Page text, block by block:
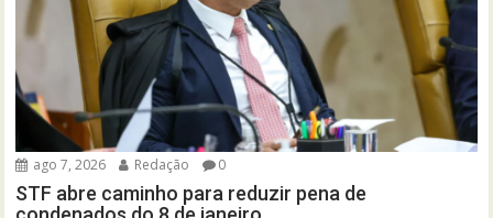
ago 7, 2026 Redação 0
STF abre caminho para reduzir pena de